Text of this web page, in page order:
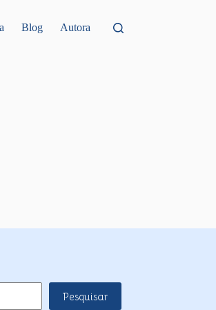
Blog Autora
Pesquisar